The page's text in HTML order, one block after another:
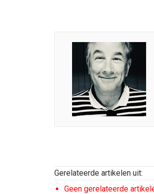
Gerelateerde artikelen uit:
Geen gerelateerde